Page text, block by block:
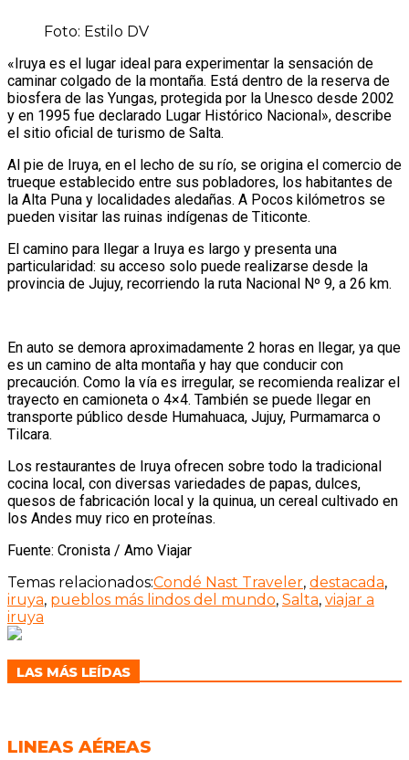
Foto: Estilo DV
«Iruya es el lugar ideal para experimentar la sensación de
caminar colgado de la montaña. Está dentro de la reserva de
biosfera de las Yungas, protegida por la Unesco desde 2002
y en 1995 fue declarado Lugar Histórico Nacional», describe
el sitio oficial de turismo de Salta.
Al pie de Iruya, en el lecho de su río, se origina el comercio de
trueque establecido entre sus pobladores, los habitantes de
la Alta Puna y localidades aledañas. A Pocos kilómetros se
pueden visitar las ruinas indígenas de Titiconte.
El camino para llegar a Iruya es largo y presenta una
particularidad: su acceso solo puede realizarse desde la
provincia de Jujuy, recorriendo la ruta Nacional Nº 9, a 26 km.
En auto se demora aproximadamente 2 horas en llegar, ya que
es un camino de alta montaña y hay que conducir con
precaución. Como la vía es irregular, se recomienda realizar el
trayecto en camioneta o 4×4. También se puede llegar en
transporte público desde Humahuaca, Jujuy, Purmamarca o
Tilcara.
Los restaurantes de Iruya ofrecen sobre todo la tradicional
cocina local, con diversas variedades de papas, dulces,
quesos de fabricación local y la quinua, un cereal cultivado en
los Andes muy rico en proteínas.
Fuente: Cronista / Amo Viajar
Temas relacionados:Condé Nast Traveler, destacada,
iruya, pueblos más lindos del mundo, Salta, viajar a
iruya
LAS MÁS LEÍDAS
LINEAS AÉREAS